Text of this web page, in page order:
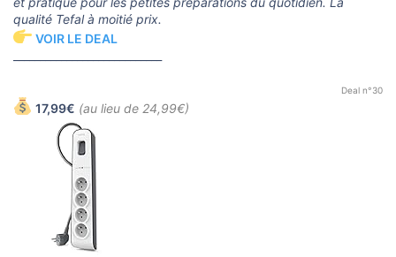
qualité Tefal à moitié prix.
VOIR LE DEAL
Deal n°30
17,99€ (au lieu de 24,99€)